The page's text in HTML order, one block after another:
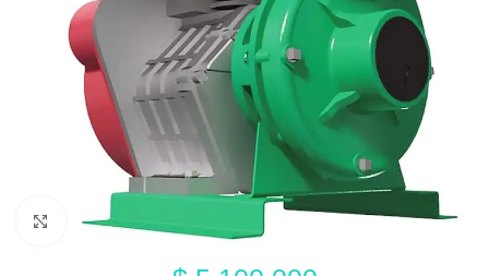
Click to enlarge